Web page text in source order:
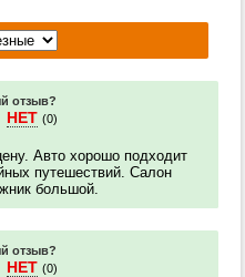
отзыв?
НЕТ (0)
Авто хорошо подходит
путешествий. Салон
большой.
отзыв?
НЕТ (0)